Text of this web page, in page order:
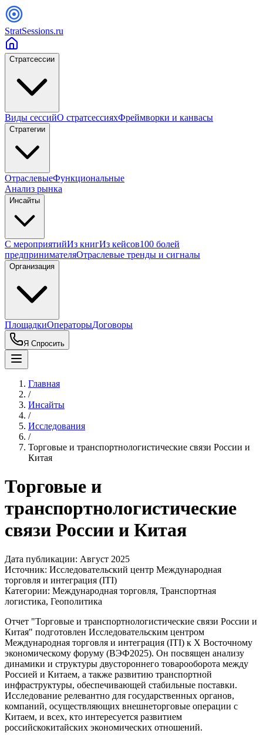
StratSessions.ru
Стратсессии
Виды сессийО стратсессияхФреймворки и канвасы
Стратегии
ОтраслевыеФункциональные
Анализ рынка
Инсайты
С мероприятийИз книгИз кейсов100 болей
предпринимателяОтраслевые тренды и сигналы
Организация
ПлощадкиОператорыДоговоры
Я Спросить
Главная
/
Инсайты
/
Исследования
/
Торговые и транспортнологистические связи России и
Китая
Торговые и
транспортнологистические
связи России и Китая
Дата публикации: Август 2025
Источник: Исследовательский центр Международная
торговля и интеграция (ITI)
Категории: Международная торговля, Транспортная
логистика, Геополитика
Отчет "Торговые и транспортнологистические связи России и
Китая" подготовлен Исследовательским центром
Международная торговля и интеграция (ITI) к X Восточному
экономическому форуму (ВЭФ2025). Он посвящен анализу
динамики и структуры двустороннего товарооборота между
Россией и Китаем, а также развитию транспортной
инфраструктуры, обеспечивающей стабильные поставки.
Исследование релевантно для государственных органов,
компаний, осуществляющих внешнеторговые операции с
Китаем, и всех, кто интересуется развитием
российскокитайских экономических отношений.